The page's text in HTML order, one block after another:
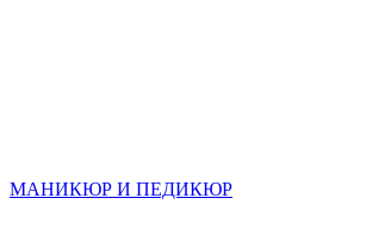
МАНИКЮР И ПЕДИКЮР